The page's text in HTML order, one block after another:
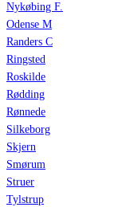
Nykøbing F.
Odense M
Randers C
Ringsted
Roskilde
Rødding
Rønnede
Silkeborg
Skjern
Smørum
Struer
Tylstrup